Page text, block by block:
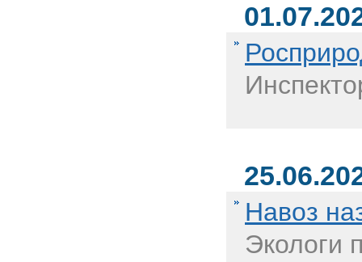
Навоз
Экологи